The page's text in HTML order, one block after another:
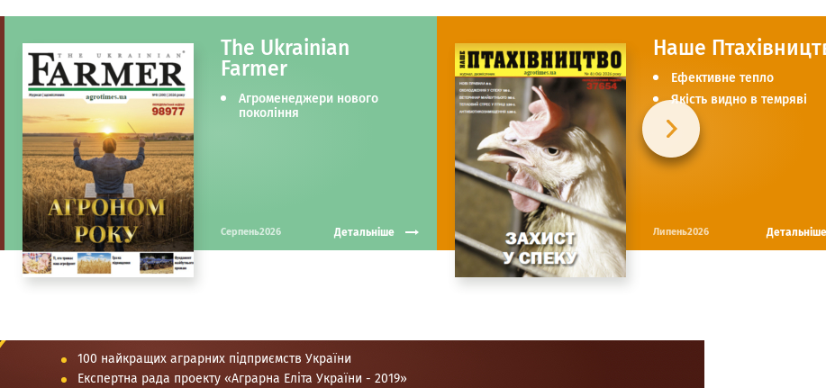
The Ukrainian
Farmer
Агроменеджери нового
покоління
Серпень2026 Детальніше
Наше
Ефективне тепло
Якість видно в темряві
Липень2026 Детальніше
100 найкращих аграрних підприємств України
Експертна рада проекту «Аграрна Еліта України - 2019»